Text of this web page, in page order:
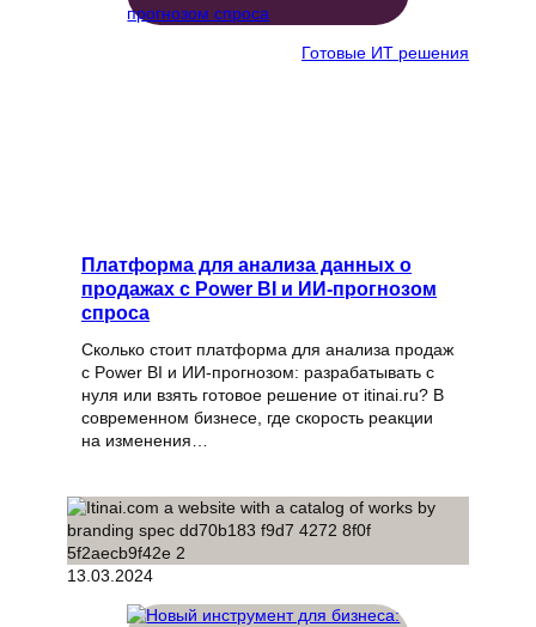
Готовые ИТ решения
Платформа для анализа данных о
продажах с Power BI и ИИ-прогнозом
спроса
Сколько стоит платформа для анализа продаж
с Power BI и ИИ-прогнозом: разрабатывать с
нуля или взять готовое решение от itinai.ru? В
современном бизнесе, где скорость реакции
на изменения…
13.03.2024